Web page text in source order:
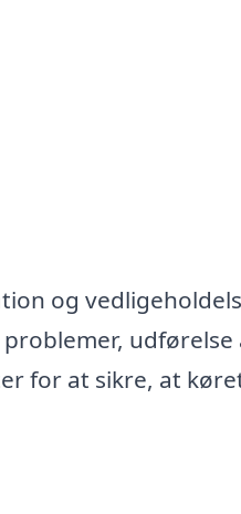
og
udførelse
for at sikre, at